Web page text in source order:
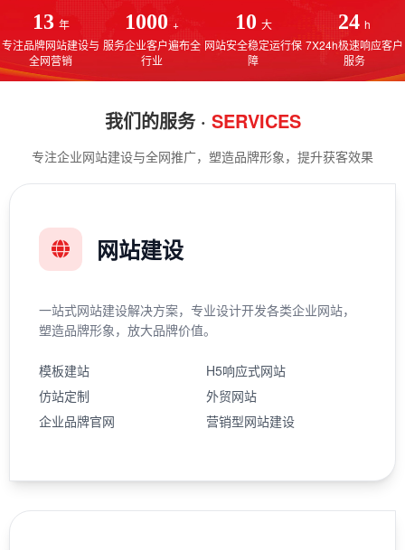
13 年
专注品牌网站建设与
全网营销
1000 +
服务企业客户遍布全
行业
10 大
网站安全稳定运行保
障
24 h
7X24h极速响应客户
服务
我们的服务 · SERVICES
专注企业网站建设与全网推广，塑造品牌形象，提升获客效果
网站建设
一站式网站建设解决方案，专业设计开发各类企业网站，
塑造品牌形象，放大品牌价值。
模板建站
H5响应式网站
仿站定制
外贸网站
企业品牌官网
营销型网站建设